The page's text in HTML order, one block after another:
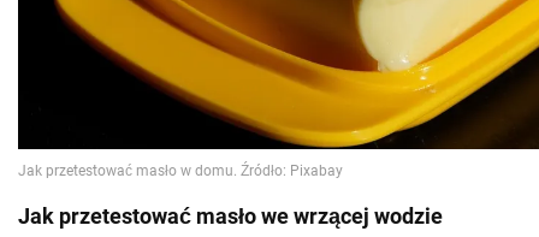
Jak przetestować masło we wrzącej wodzie